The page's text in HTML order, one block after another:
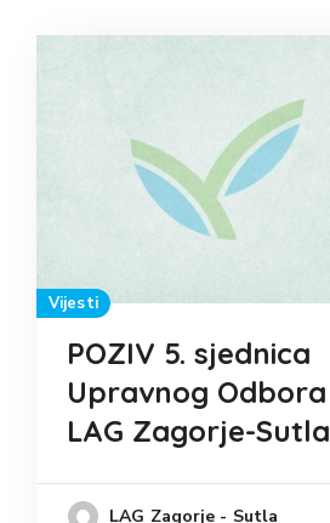
Vijesti
POZIV 5. sjednica
Upravnog Odbora
LAG Zagorje-Sutla
LAG Zagorje - Sutla